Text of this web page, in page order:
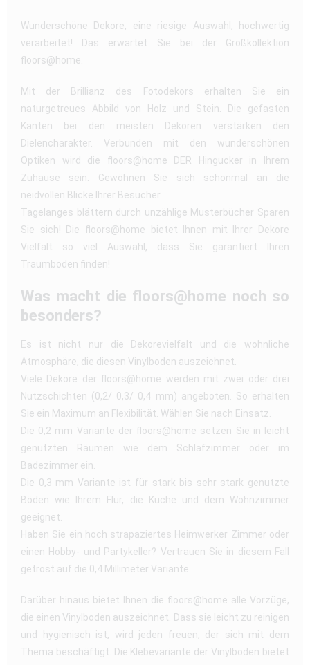
Wunderschöne Dekore, eine riesige Auswahl, hochwertig
verarbeitet! Das erwartet Sie bei der Großkollektion
floors@home.
Mit der Brillianz des Fotodekors erhalten Sie ein
naturgetreues Abbild von Holz und Stein. Die gefasten
Kanten bei den meisten Dekoren verstärken den
Dielencharakter. Verbunden mit den wunderschönen
Optiken wird die floors@home DER Hingucker in Ihrem
Zuhause sein. Gewöhnen Sie sich schonmal an die
neidvollen Blicke Ihrer Besucher.
Tagelanges blättern durch unzählige Musterbücher Sparen
Sie sich! Die floors@home bietet Ihnen mit Ihrer Dekore
Vielfalt so viel Auswahl, dass Sie garantiert Ihren
Traumboden finden!
Was macht die floors@home noch so
besonders?
Es ist nicht nur die Dekorevielfalt und die wohnliche
Atmosphäre, die diesen Vinylboden auszeichnet.
Viele Dekore der floors@home werden mit zwei oder drei
Nutzschichten (0,2/ 0,3/ 0,4 mm) angeboten. So erhalten
Sie ein Maximum an Flexibilität. Wählen Sie nach Einsatz.
Die 0,2 mm Variante der floors@home setzen Sie in leicht
genutzten Räumen wie dem Schlafzimmer oder im
Badezimmer ein.
Die 0,3 mm Variante ist für stark bis sehr stark genutzte
Böden wie Ihrem Flur, die Küche und dem Wohnzimmer
geeignet.
Haben Sie ein hoch strapaziertes Heimwerker Zimmer oder
einen Hobby- und Partykeller? Vertrauen Sie in diesem Fall
getrost auf die 0,4 Millimeter Variante.
Darüber hinaus bietet Ihnen die floors@home alle Vorzüge,
die einen Vinylboden auszeichnet. Dass sie leicht zu reinigen
und hygienisch ist, wird jeden freuen, der sich mit dem
Thema beschäftigt. Die Klebevariante der Vinylböden bietet